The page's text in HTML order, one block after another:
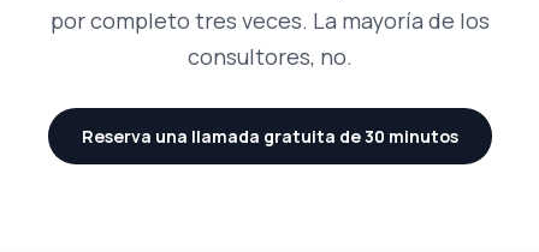
por completo tres veces. La mayoría de los
consultores, no.
Reserva una llamada gratuita de 30 minutos